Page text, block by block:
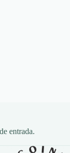
entrada.